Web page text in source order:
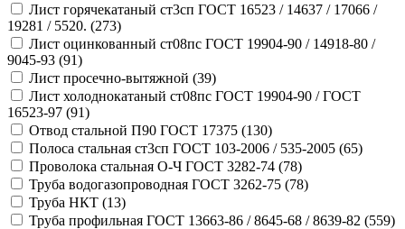
Лист горячекатаный ст3сп ГОСТ 16523 / 14637 / 17066 /
19281 / 5520. (273)
Лист оцинкованный ст08пс ГОСТ 19904-90 / 14918-80 /
9045-93 (91)
Лист просечно-вытяжной (39)
Лист холоднокатаный ст08пс ГОСТ 19904-90 / ГОСТ
16523-97 (91)
Отвод стальной П90 ГОСТ 17375 (130)
Полоса стальная ст3сп ГОСТ 103-2006 / 535-2005 (65)
Проволока стальная О-Ч ГОСТ 3282-74 (78)
Труба водогазопроводная ГОСТ 3262-75 (78)
Труба НКТ (13)
Труба профильная ГОСТ 13663-86 / 8645-68 / 8639-82 (559)